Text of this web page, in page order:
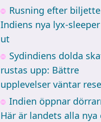
Rusning efter
Indiens nya lyx-
ut
Sydindiens dolda
rustas upp: Bättre
upplevelser väntar
Indien öppnar
Här är landets alla nya